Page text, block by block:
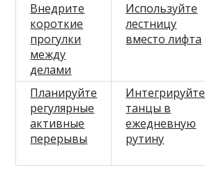
Внедрите
короткие
прогулки
между
делами
Используйте
лестницу
вместо лифта
Планируйте
регулярные
активные
перерывы
Интегрируйте
танцы в
ежедневную
рутину